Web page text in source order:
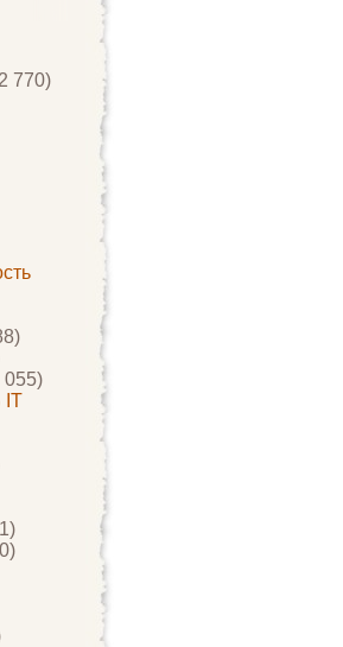
770)
055)
IT